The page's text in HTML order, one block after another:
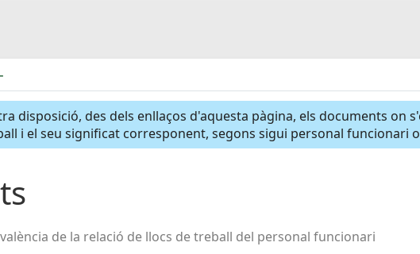
disposició, des dels enllaços d'aquesta pàgina, els documents on
i el seu significat corresponent, segons sigui personal funcionari
de la relació de llocs de treball del personal funcionari